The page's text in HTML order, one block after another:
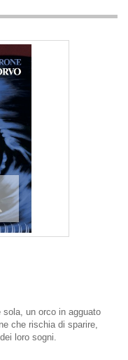
un orco in agguato
che rischia di sparire,
loro sogni.